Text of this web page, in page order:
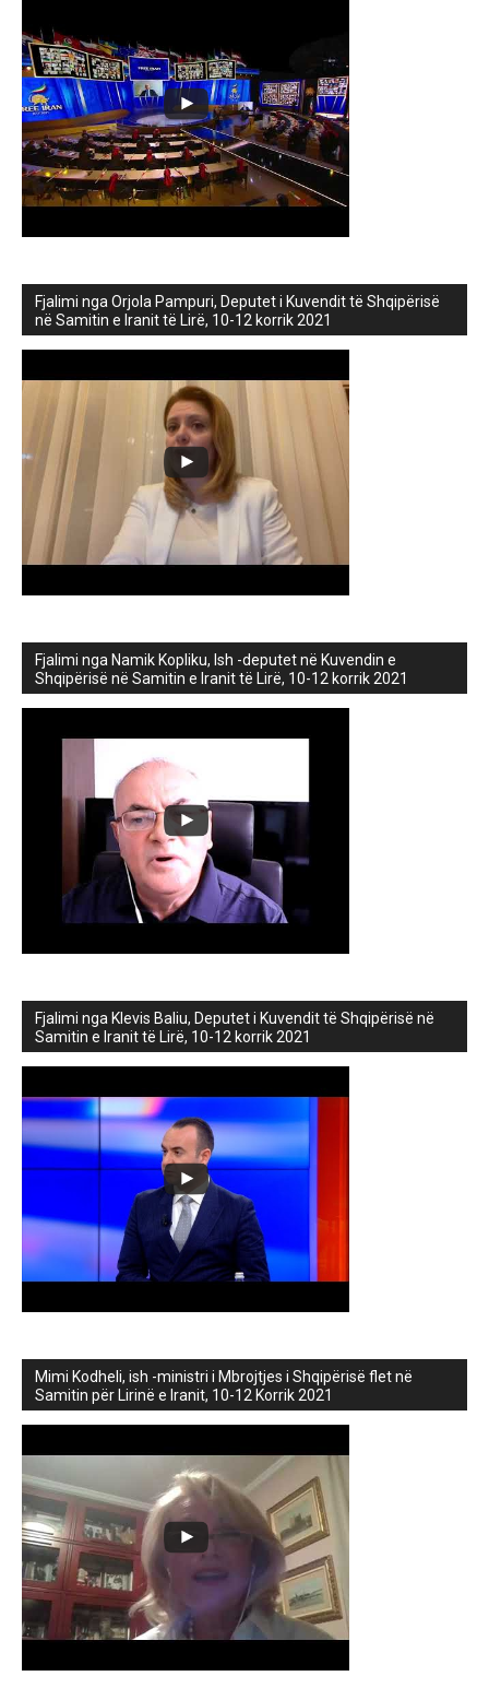
Fjalimi nga Orjola Pampuri, Deputet i Kuvendit të Shqipërisë
në Samitin e Iranit të Lirë, 10-12 korrik 2021
Fjalimi nga Namik Kopliku, Ish -deputet në Kuvendin e
Shqipërisë në Samitin e Iranit të Lirë, 10-12 korrik 2021
Fjalimi nga Klevis Baliu, Deputet i Kuvendit të Shqipërisë në
Samitin e Iranit të Lirë, 10-12 korrik 2021
Mimi Kodheli, ish -ministri i Mbrojtjes i Shqipërisë flet në
Samitin për Lirinë e Iranit, 10-12 Korrik 2021